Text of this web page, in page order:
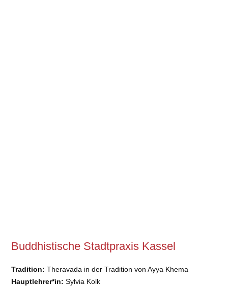
Buddhistische Stadtpraxis Kassel
Tradition: Theravada in der Tradition von Ayya Khema
Hauptlehrer*in: Sylvia Kolk